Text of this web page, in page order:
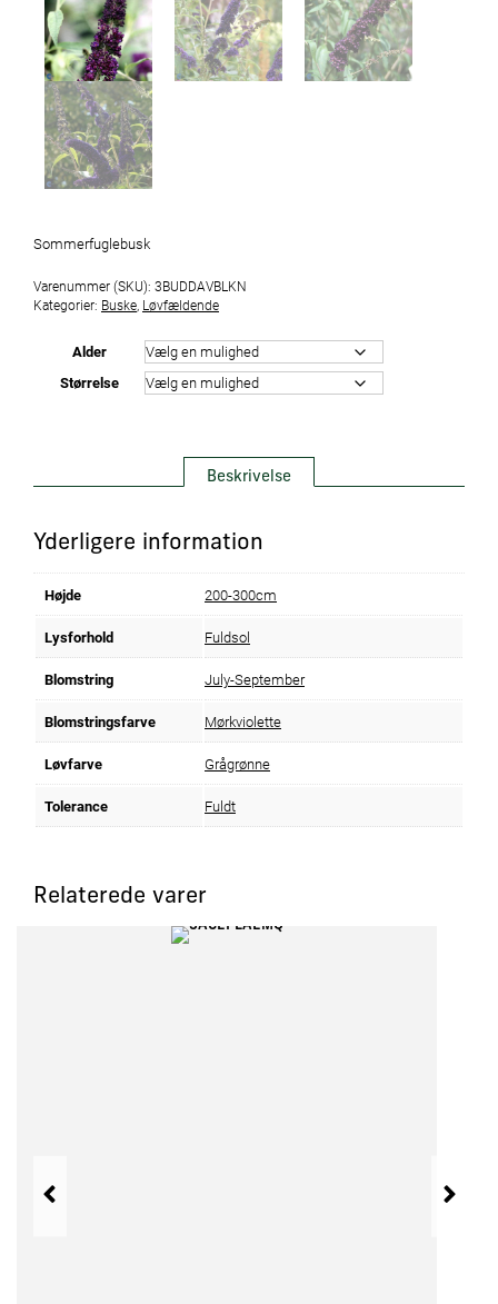
Sommerfuglebusk
Varenummer (SKU): 3BUDDAVBLKN
Kategorier: Buske Løvfældende
Alder
Størrelse
Beskrivelse
Yderligere information
Højde 200-300cm
Lysforhold Fuldsol
Blomstring July-September
Blomstringsfarve Mørkviolette
Løvfarve Grågrønne
Tolerance Fuldt
Relaterede varer